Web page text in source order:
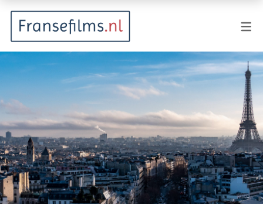
Animatie
Documentaire
Drama
Fantasy
Horror